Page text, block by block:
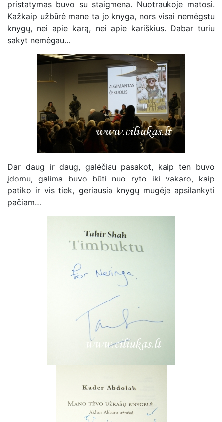
pristatymas buvo su staigmena. Nuotraukoje matosi.
Kažkaip užbūrė mane ta jo knyga, nors visai nemėgstu
knygų, nei apie karą, nei apie kariškius. Dabar turiu
sakyt nemėgau…
Dar daug ir daug, galėčiau pasakot, kaip ten buvo
įdomu, galima buvo būti nuo ryto iki vakaro, kaip
patiko ir vis tiek, geriausia knygų mugėje apsilankyti
pačiam…